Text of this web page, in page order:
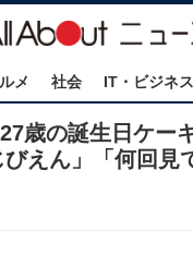
メ 社会 IT・ビジネス
歳の誕生日ケー
えん」「何回見